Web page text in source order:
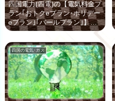
四国電力(四電)の【電気料金プ
ラン｢おトクeプラン･ホリデー
eプラン｣｢パールプラン｣】電
気代 比較 東京、神奈川、埼
玉、千葉などの「首都圏」
や、大阪、京都、兵庫など
「関西圏」でも、”四国電力と
契約”をすることができるよう
になりました。 「首都圏」や
「関西圏」にお住まいの方で
も、四国電力が提供する電気
四国の電気･ガス